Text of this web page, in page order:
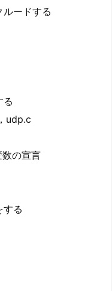
ードする
る
udp.c
の宣言
する